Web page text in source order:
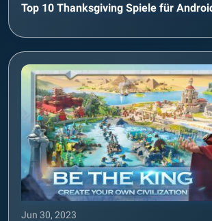
Top 10 Thanksgiving Spiele für
Jun 30, 2023